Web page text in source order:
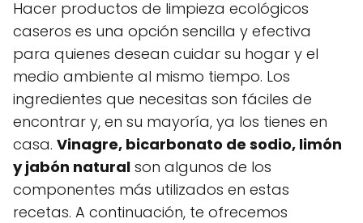
Hacer productos de limpieza ecológicos
caseros es una opción sencilla y efectiva
para quienes desean cuidar su hogar y el
medio ambiente al mismo tiempo. Los
ingredientes que necesitas son fáciles de
encontrar y, en su mayoría, ya los tienes en
casa. Vinagre, bicarbonato de sodio, limón
y jabón natural son algunos de los
componentes más utilizados en estas
recetas. A continuación, te ofrecemos